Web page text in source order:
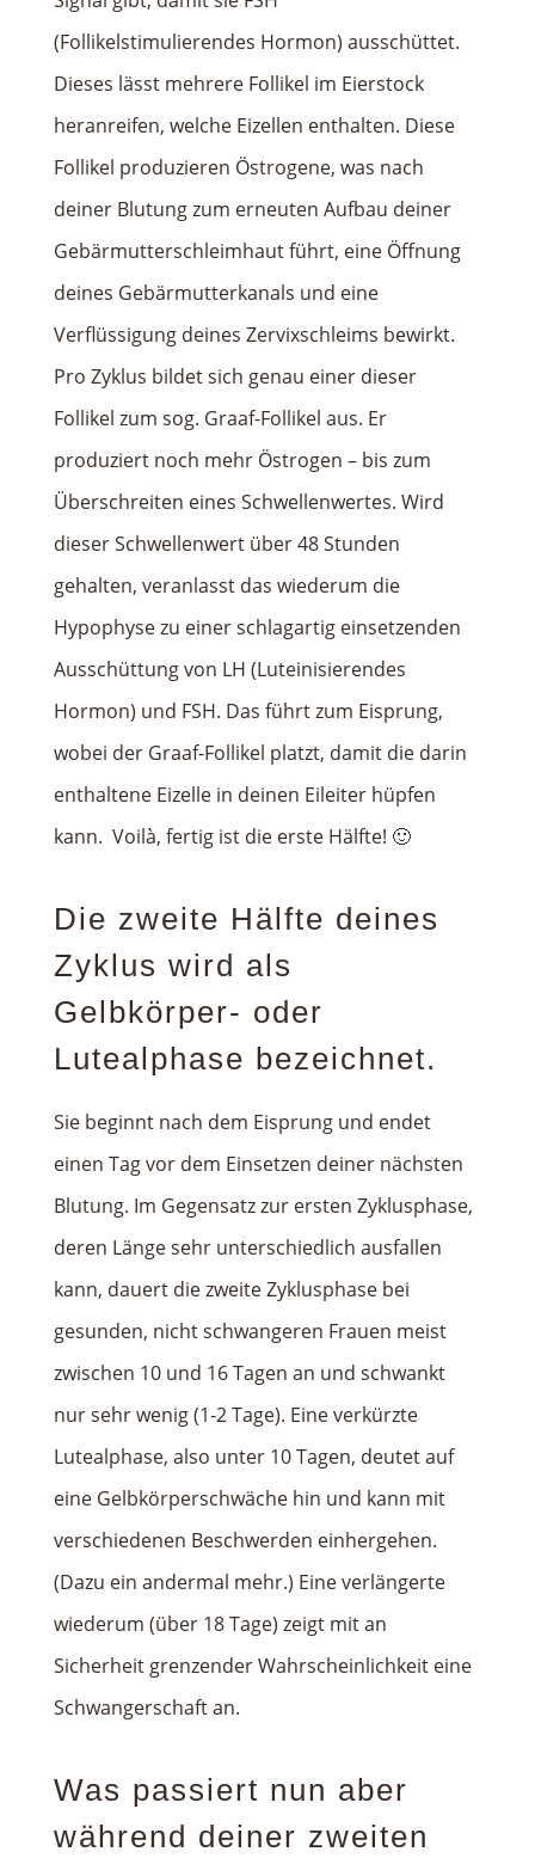
(Follikelstimulierendes Hormon) ausschüttet.
Dieses lässt mehrere Follikel im Eierstock
heranreifen, welche Eizellen enthalten. Diese
Follikel produzieren Östrogene, was nach
deiner Blutung zum erneuten Aufbau deiner
Gebärmutterschleimhaut führt, eine Öffnung
deines Gebärmutterkanals und eine
Verflüssigung deines Zervixschleims bewirkt.
Pro Zyklus bildet sich genau einer dieser
Follikel zum sog. Graaf-Follikel aus. Er
produziert noch mehr Östrogen – bis zum
Überschreiten eines Schwellenwertes. Wird
dieser Schwellenwert über 48 Stunden
gehalten, veranlasst das wiederum die
Hypophyse zu einer schlagartig einsetzenden
Ausschüttung von LH (Luteinisierendes
Hormon) und FSH. Das führt zum Eisprung,
wobei der Graaf-Follikel platzt, damit die darin
enthaltene Eizelle in deinen Eileiter hüpfen
kann. Voilà, fertig ist die erste Hälfte! 🙂
Die zweite Hälfte deines
Zyklus wird als
Gelbkörper- oder
Lutealphase bezeichnet.
Sie beginnt nach dem Eisprung und endet
einen Tag vor dem Einsetzen deiner nächsten
Blutung. Im Gegensatz zur ersten Zyklusphase,
deren Länge sehr unterschiedlich ausfallen
kann, dauert die zweite Zyklusphase bei
gesunden, nicht schwangeren Frauen meist
zwischen 10 und 16 Tagen an und schwankt
nur sehr wenig (1-2 Tage). Eine verkürzte
Lutealphase, also unter 10 Tagen, deutet auf
eine Gelbkörperschwäche hin und kann mit
verschiedenen Beschwerden einhergehen.
(Dazu ein andermal mehr.) Eine verlängerte
wiederum (über 18 Tage) zeigt mit an
Sicherheit grenzender Wahrscheinlichkeit eine
Schwangerschaft an.
Was passiert nun aber
während deiner zweiten